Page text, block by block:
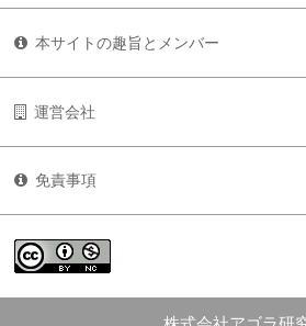
本サイトの趣旨とメンバー
運営会社
免責事項